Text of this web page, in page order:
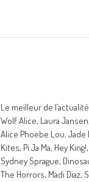
Le meilleur de
Wolf Alice, Laura
Alice Phoebe Lou, Jade
Kites, Pi Ja Ma, Hey
Sydney Sprague,
The Horrors, Madi Diaz,